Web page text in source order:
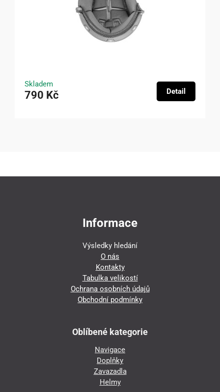
Skladem
790 Kč Detail
Informace
Výsledky hledání
O nás
Kontakty
Tabulka velikostí
Ochrana osobních údajů
Obchodní podmínky
Oblíbené kategorie
Navigace
Doplňky
Zavazadla
Helmy